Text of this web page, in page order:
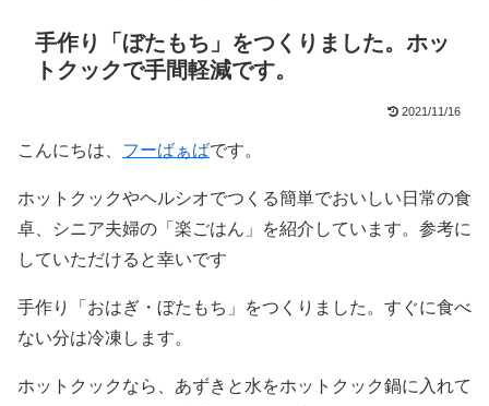
手作り「ぼたもち」をつくりました。ホッ
トクックで手間軽減です。
2021/11/16
こんにちは、 フーばぁばです。
ホットクックやヘルシオでつくる簡単でおいしい日常の食
卓、シニア夫婦の「楽ごはん」を紹介しています。参考に
していただけると幸いです
手作り「おはぎ・ぼたもち」をつくりました。すぐに食べ
ない分は冷凍します。
ホットクックなら、あずきと水をホットクック鍋に入れて